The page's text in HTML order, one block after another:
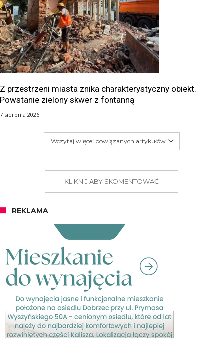
Z przestrzeni miasta znika charakterystyczny obiekt.
Powstanie zielony skwer z fontanną
7 sierpnia 2026
Wczytaj więcej powiązanych artykułów
KLIKNIJ ABY SKOMENTOWAĆ
REKLAMA